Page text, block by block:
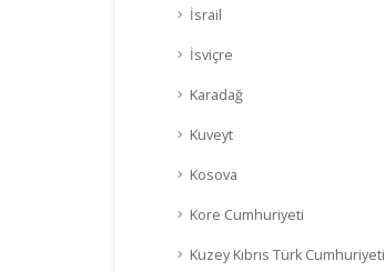
İsrail
İsviçre
Karadağ
Kuveyt
Kosova
Kore Cumhuriyeti
Kuzey Kıbrıs Türk Cumhuriyeti